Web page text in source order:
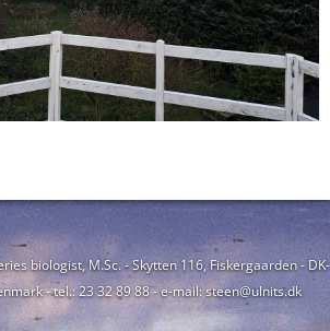
biologist, M.Sc. - Skytten 116, Fiskergaarden - DK-
- tel.: 23 32 89 88 - e-mail: steen@ulnits.dk